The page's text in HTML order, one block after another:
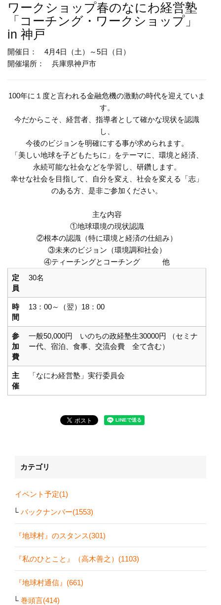
ワークショップ春のなにわ経営塾
「コーチング・ワークショップ」
in 神戸
開催日： 4月4日（土）～5日（日）
開催場所： 兵庫県神戸市
100年に１度と言われる金融危機の激動の時代を迎えていま
す。
今だからこそ、経営者、指導者として確かな現状を認識
し、
今後のビジョンを明確にする事が求められます。
「美しい地球を子どもたちに」をテーマに、環境と経済、
永続可能な社会などを学習し、研鑽します。
幸せな社会を目指して、自分を変え、社会を変える「志」
のある方、是非ご参加ください。
主な内容
①地球環境の現状認識
②根本の認識（特に環境と経済の仕組み）
③未来のビジョン（環境調和社会）
④ティーチングとコーチング 他
定
員
30名
時
間
13：00～（翌）18：00
参
加
費
一般50,000円 いのちの政経塾生30000円 （セミナ
ー代、宿泊、食事、交流会費 全て含む）
主
催
「なにわ経営塾」実行委員会
カテゴリ
イベント予定(1)
バックナンバー(1553)
『地球村』のスタンス(301)
『私のひとこと』（高木善之）(1103)
『地球村通信』(661)
巻頭言(414)